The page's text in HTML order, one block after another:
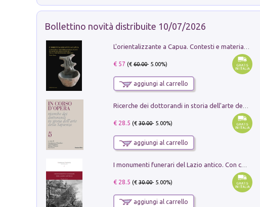
Bollettino novità distribuite 10/07/2026
€ 57 (€60.00- 5.00%)
aggiungi al carrello
€ 28.5 (€30.00- 5.00%)
aggiungi al carrello
I monumenti funerari del Lazio antico. Con cartella con tavole
€ 28.5 (€30.00- 5.00%)
aggiungi al carrello